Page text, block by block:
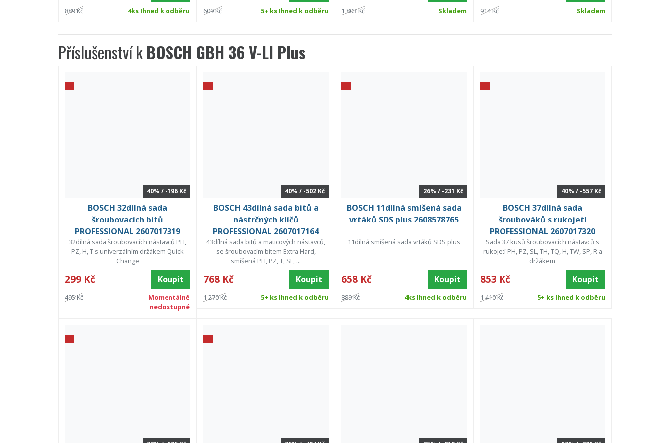
889 Kč 4ks Ihned k odběru 609 Kč 5+ ks Ihned k odběru 1 803 Kč Skladem 914 Kč Skladem
Příslušenství kBOSCH GBH 36 V-LI Plus
40% / -196 Kč
BOSCH 32dílná sada
šroubovacích bitů
PROFESSIONAL 2607017319
32dílná sada šroubovacích nástavců PH,
PZ, H, T s univerzálním držákem Quick
Change
299 Kč Koupit
495 Kč
Momentálně
nedostupné
40% / -502 Kč
BOSCH 43dílná sada bitů a
nástrčných klíčů
PROFESSIONAL 2607017164
43dílná sada bitů a maticových nástavců,
se šroubovacím bitem Extra Hard,
smíšená PH, PZ, T, SL, ...
768 Kč Koupit
1 270 Kč 5+ ks Ihned k odběru
26% / -231 Kč
BOSCH 11dílná smíšená sada
vrtáků SDS plus 2608578765
11dílná smíšená sada vrtáků SDS plus
658 Kč Koupit
889 Kč 4ks Ihned k odběru
40% / -557 Kč
BOSCH 37dílná sada
šroubováků s rukojetí
PROFESSIONAL 2607017320
Sada 37 kusů šroubovacích nástavců s
rukojetí PH, PZ, SL, TH, TQ, H, TW, SP, R a
držákem
853 Kč Koupit
1 410 Kč 5+ ks Ihned k odběru